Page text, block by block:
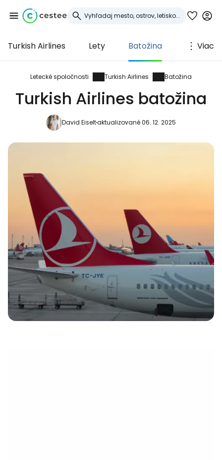
Turkish Airlines Lety Batožina Viac
Letecké spoločnosti Turkish Airlines Batožina
Turkish Airlines batožina
David Eiseltaktualizované 06. 12. 2025
Prihláste sa do
služby Cestee
... celosvetovej komunity cestovateľov
Pokračovať so službou Google
Pokračovať s e-mailom